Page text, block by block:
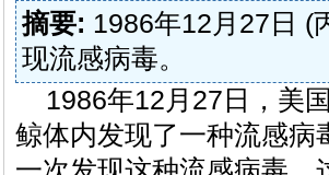
摘要: 1986年12月27日 (
现流感病毒。
1986年12月27日，美
鲸体内发现了一种流感病